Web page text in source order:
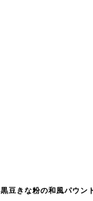
黒豆きな粉の和風パウン